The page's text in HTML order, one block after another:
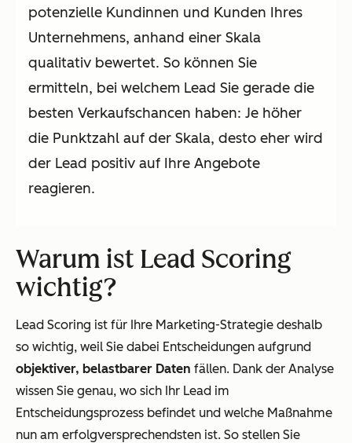
potenzielle Kundinnen und Kunden Ihres
Unternehmens, anhand einer Skala
qualitativ bewertet. So können Sie
ermitteln, bei welchem Lead Sie gerade die
besten Verkaufschancen haben: Je höher
die Punktzahl auf der Skala, desto eher wird
der Lead positiv auf Ihre Angebote
reagieren.
Warum ist Lead Scoring
wichtig?
Lead Scoring ist für Ihre Marketing-Strategie deshalb
so wichtig, weil Sie dabei Entscheidungen aufgrund
objektiver, belastbarer Daten fällen. Dank der Analyse
wissen Sie genau, wo sich Ihr Lead im
Entscheidungsprozess befindet und welche Maßnahme
nun am erfolgversprechendsten ist. So stellen Sie